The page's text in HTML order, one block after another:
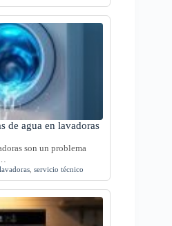
de agua en lavadoras
son un problema
lavadoras servicio técnico